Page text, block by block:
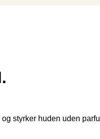
styrker huden uden